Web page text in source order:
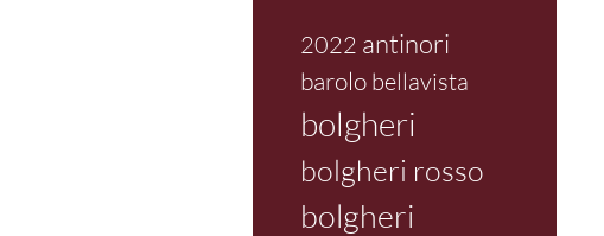
2022 antinori
barolo bellavista
bolgheri
bolgheri rosso
bolgheri